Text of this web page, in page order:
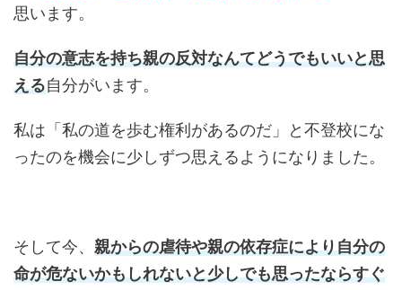
思います。
自分の意志を持ち親の反対なんてどうでもいいと思
える自分がいます。
私は「私の道を歩む権利があるのだ」と不登校にな
ったのを機会に少しずつ思えるようになりました。
そして今、 親からの虐待や親の依存症により自分の
命が危ないかもしれないと少しでも思ったならすぐ